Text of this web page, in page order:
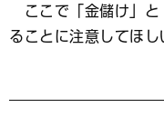
ここで「金儲け」と
ることに注意してほし